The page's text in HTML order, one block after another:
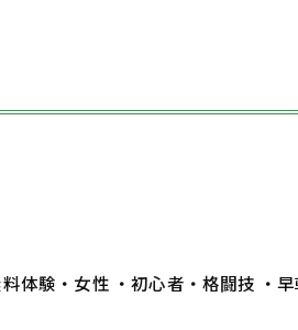
体験・女性 ・初心者・格闘技 ・